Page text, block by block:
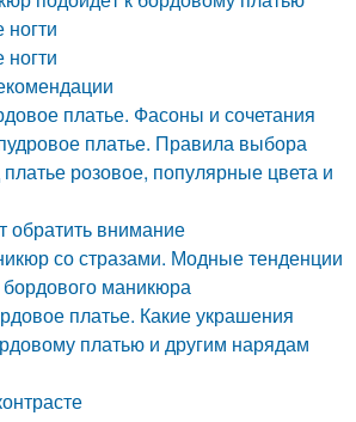
ногти
платье. Фасоны и сочетания
платье. Правила выбора
розовое, популярные цвета и
обратить внимание
со стразами. Модные тенденции
маникюра
платье. Какие украшения
платью и другим нарядам